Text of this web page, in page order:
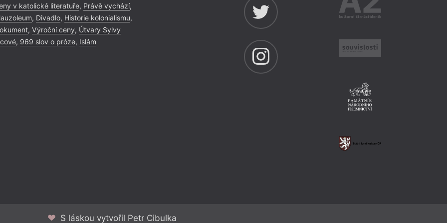
v katolické literatuře, Právě vychází,
, Divadlo, Historie kolonialismu,
, Výroční ceny, Útvary Sylvy
, 969 slov o próze, Islám
S láskou vytvořil Petr Cibulka